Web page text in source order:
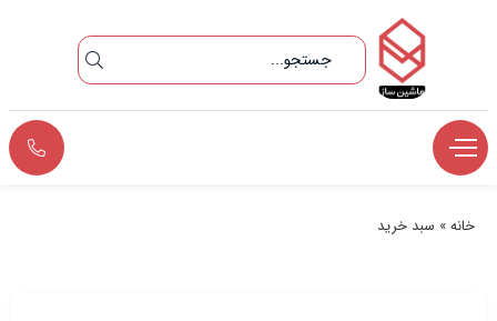
خانه» سبد خرید